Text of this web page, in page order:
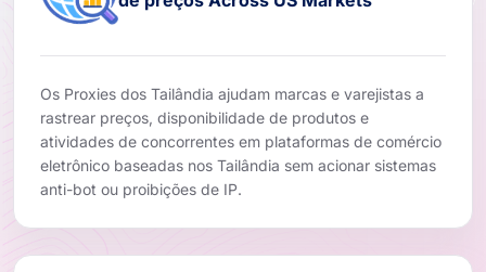
Os Proxies dos Tailândia ajudam marcas e varejistas a
rastrear preços, disponibilidade de produtos e
atividades de concorrentes em plataformas de comércio
eletrônico baseadas nos Tailândia sem acionar sistemas
anti-bot ou proibições de IP.